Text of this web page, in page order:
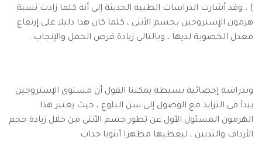
) ، وقد أشارت الدراسات الطبية الحديثة إلى أنه كلما زادت نسبة
هرمون الإستروجين بجسم الأنثى ، كلما كان هذا دليلا على إرتفاع
معدل الخصوبة لديها ، وبالتالى زيادة فرص الحمل والإنجاب .
وبدراسة إحصائية بسيطة يمكننا القول أن مستوى الإستروجين
يبدأ فى التزايد مع الوصول إلى سن البلوغ ، حيث يعتبر هذا
الهرمون المسئول الأول عن تطور جسم الأنثى من خلال زيادة حجم
الأرداف والثديين ، ليعطيها مظهرا أنثويا جذاب